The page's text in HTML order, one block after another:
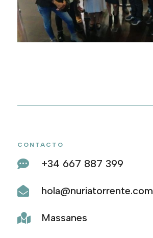
CONTACTO
 +34 667 887 399
 hola@nuriatorrente.com
 Massanes